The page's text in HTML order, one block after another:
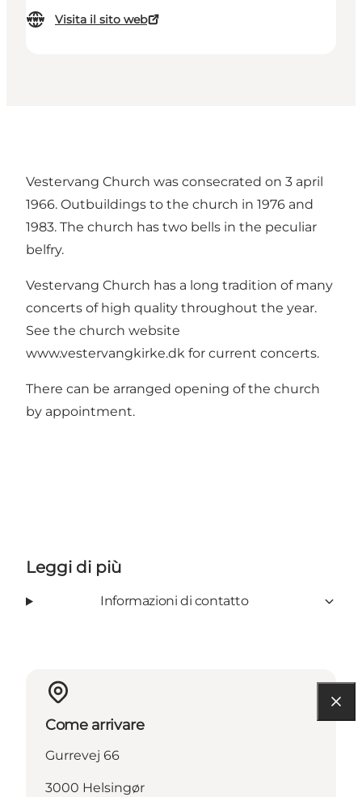
Visita il sito web
Vestervang Church was consecrated on 3 april
1966. Outbuildings to the church in 1976 and
1983. The church has two bells in the peculiar
belfry.
Vestervang Church has a long tradition of many
concerts of high quality throughout the year.
See the church website
www.vestervangkirke.dk for current concerts.
There can be arranged opening of the church
by appointment.
Leggi di più
Informazioni di contatto
Come arrivare
Gurrevej 66
3000 Helsingør